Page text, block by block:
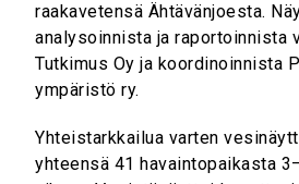
raakavetensä Ähtävänjoesta.
analysoinnista ja raportoinnista
Tutkimus Oy ja koordinoinnista
ympäristö ry.
Yhteistarkkailua varten
yhteensä 41 havaintopaikasta